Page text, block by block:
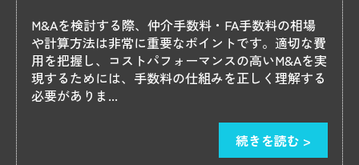
M&Aを検討する際、仲介手数料・FA手数料の相場
や計算方法は非常に重要なポイントです。適切な費
用を把握し、コストパフォーマンスの高いM&Aを実
現するためには、手数料の仕組みを正しく理解する
必要がありま...
続きを読む >